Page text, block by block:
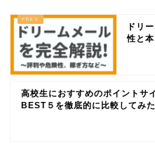
ドリ
性と
高校生におすすめのポイントサ
BEST５を徹底的に比較してみた